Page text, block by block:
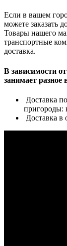
Если в вашем
можете заказать
Товары нашего
транспортные
доставка.
В зависимости
занимает разное
Доставка
пригороды:
Доставка в